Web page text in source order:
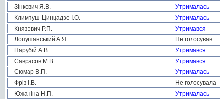
Зінкевич Я.В.
Утрималась
Климпуш-Цинцадзе І.О.
Утрималась
Князевич Р.П.
Утримався
Лопушанський А.Я.
Не голосував
Парубій А.В.
Утримався
Саврасов М.В.
Утримався
Сюмар В.П.
Утрималась
Фріз І.В.
Не голосувала
Южаніна Н.П.
Утрималась